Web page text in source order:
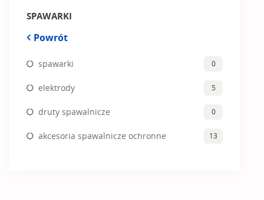
SPAWARKI
Powrót
spawarki 0
elektrody 5
druty spawalnicze 0
akcesoria spawalnicze ochronne 13